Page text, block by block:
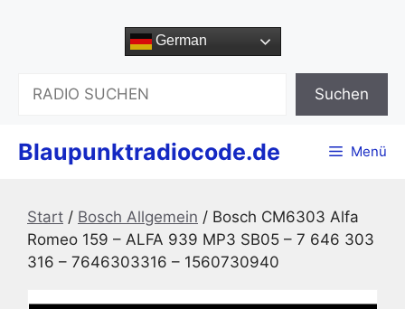
German
Suchen
Blaupunktradiocode.de Menü
Start / Bosch Allgemein / Bosch CM6303 Alfa
Romeo 159 – ALFA 939 MP3 SB05 – 7 646 303
316 – 7646303316 – 1560730940